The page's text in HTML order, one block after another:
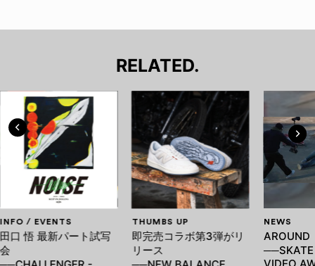
RELATED.
INFO / EVENTS
田口 悟 最新パート試写
会
THUMBS UP
即完売コラボ第3弾がリ
リース
NEWS
AROUND
──SKATE